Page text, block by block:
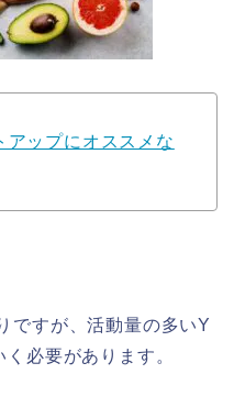
アップにオススメな
ですが、活動量の多いY
必要があります。